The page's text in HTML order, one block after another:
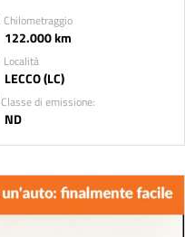
Chilometraggio
122.000 km
Località
LECCO (LC)
Classe di emissione:
ND